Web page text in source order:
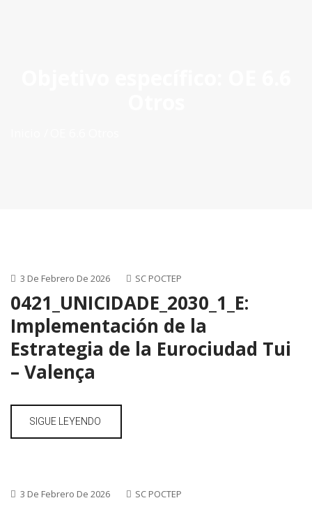
3 De Febrero De 2026 SC POCTEP
0421_UNICIDADE_2030_1_E:
Implementación de la
Estrategia de la Eurociudad Tui
– Valença
SIGUE LEYENDO
3 De Febrero De 2026 SC POCTEP